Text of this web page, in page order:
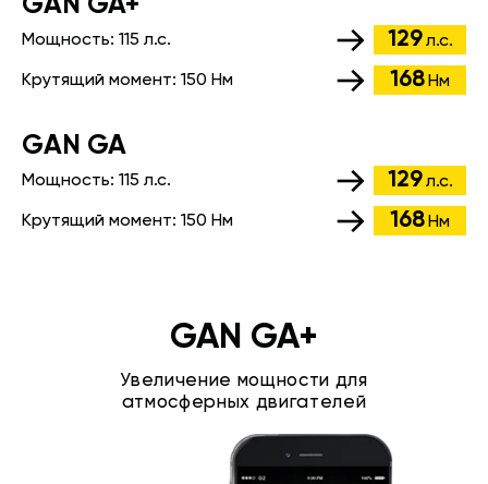
GАN GA+
Мощность: 115 л.с. 129 л.с.
Крутящий момент: 150 Нм 168 Нм
GАN GA
Мощность: 115 л.с. 129 л.с.
Крутящий момент: 150 Нм 168 Нм
GAN GA+
Увеличение мощности для
атмосферных двигателей